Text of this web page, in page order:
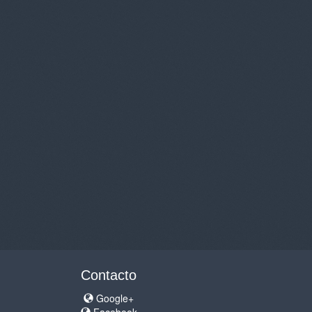
Contacto
Google+